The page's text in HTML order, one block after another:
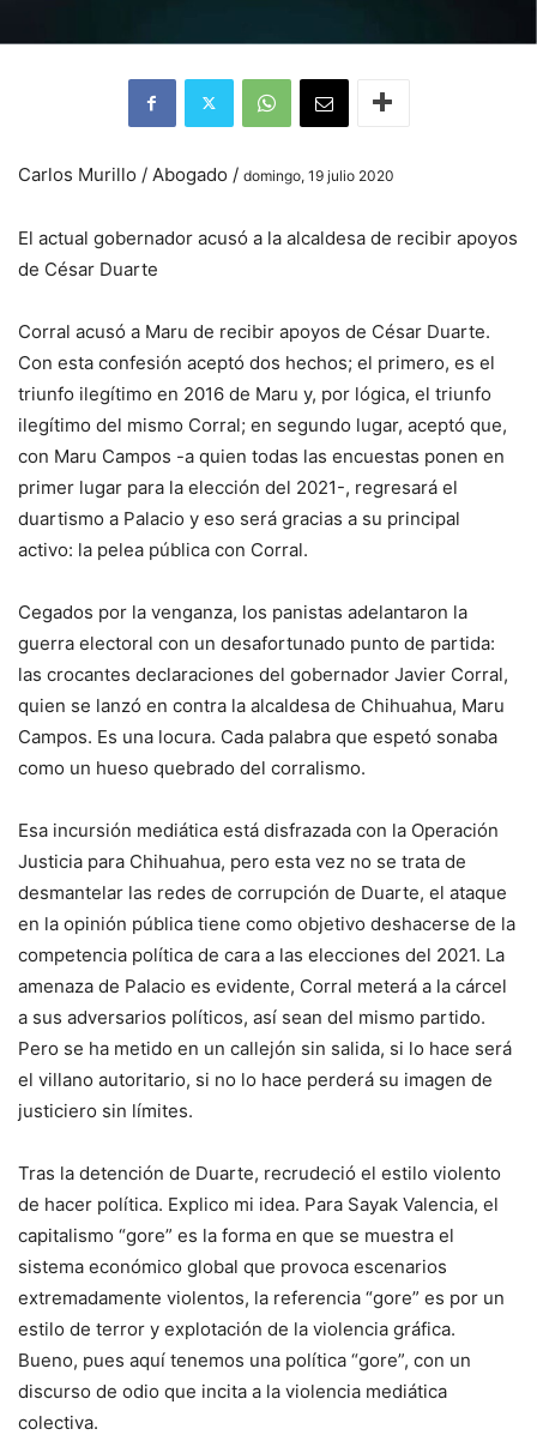
Carlos Murillo / Abogado / domingo, 19 julio 2020
El actual gobernador acusó a la alcaldesa de recibir apoyos
de César Duarte
Corral acusó a Maru de recibir apoyos de César Duarte.
Con esta confesión aceptó dos hechos; el primero, es el
triunfo ilegítimo en 2016 de Maru y, por lógica, el triunfo
ilegítimo del mismo Corral; en segundo lugar, aceptó que,
con Maru Campos -a quien todas las encuestas ponen en
primer lugar para la elección del 2021-, regresará el
duartismo a Palacio y eso será gracias a su principal
activo: la pelea pública con Corral.
Cegados por la venganza, los panistas adelantaron la
guerra electoral con un desafortunado punto de partida:
las crocantes declaraciones del gobernador Javier Corral,
quien se lanzó en contra la alcaldesa de Chihuahua, Maru
Campos. Es una locura. Cada palabra que espetó sonaba
como un hueso quebrado del corralismo.
Esa incursión mediática está disfrazada con la Operación
Justicia para Chihuahua, pero esta vez no se trata de
desmantelar las redes de corrupción de Duarte, el ataque
en la opinión pública tiene como objetivo deshacerse de la
competencia política de cara a las elecciones del 2021. La
amenaza de Palacio es evidente, Corral meterá a la cárcel
a sus adversarios políticos, así sean del mismo partido.
Pero se ha metido en un callejón sin salida, si lo hace será
el villano autoritario, si no lo hace perderá su imagen de
justiciero sin límites.
Tras la detención de Duarte, recrudeció el estilo violento
de hacer política. Explico mi idea. Para Sayak Valencia, el
capitalismo “gore” es la forma en que se muestra el
sistema económico global que provoca escenarios
extremadamente violentos, la referencia “gore” es por un
estilo de terror y explotación de la violencia gráfica.
Bueno, pues aquí tenemos una política “gore”, con un
discurso de odio que incita a la violencia mediática
colectiva.